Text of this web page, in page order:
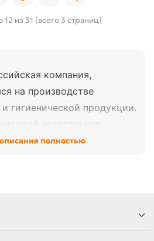
12 из 31 (всего 3 страниц)
компания,
на производстве
гигиенической продукции.
ассортимент
и бытового
учреждений, так и
полностью